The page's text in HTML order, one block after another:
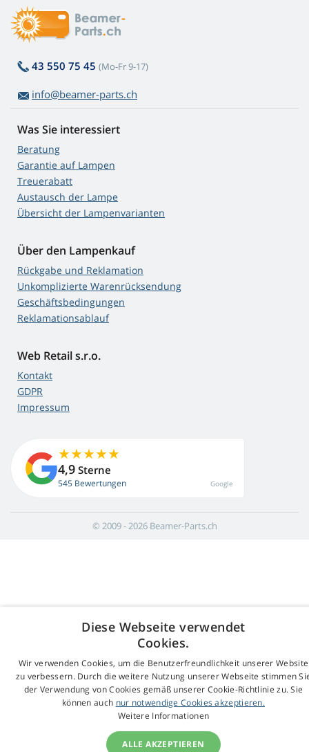
43 550 75 45 (Mo-Fr 9-17)
info@beamer-parts.ch
Was Sie interessiert
Beratung
Garantie auf Lampen
Treuerabatt
Austausch der Lampe
Übersicht der Lampenvarianten
Über den Lampenkauf
Rückgabe und Reklamation
Unkomplizierte Warenrücksendung
Geschäftsbedingungen
Reklamationsablauf
Web Retail s.r.o.
Kontakt
GDPR
Impressum
4,9 Sterne
545 Bewertungen Google
© 2009 - 2026 Beamer-Parts.ch
Diese Webseite verwendet
Cookies.
Wir verwenden Cookies, um die Benutzerfreundlichkeit unserer Website
zu verbessern. Durch die weitere Nutzung unserer Webseite stimmen
der Verwendung von Cookies gemäß unserer Cookie-Richtlinie zu. Sie
können auch nur notwendige Cookies akzeptieren.
Weitere Informationen
ALLE AKZEPTIEREN